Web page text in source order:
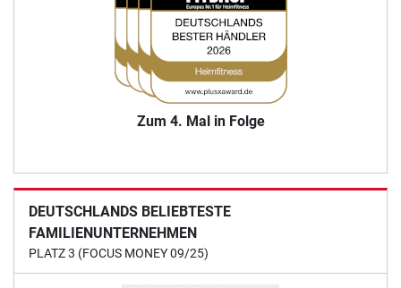
Zum 4. Mal in Folge
DEUTSCHLANDS BELIEBTESTE
FAMILIENUNTERNEHMEN
PLATZ 3 (FOCUS MONEY 09/25)